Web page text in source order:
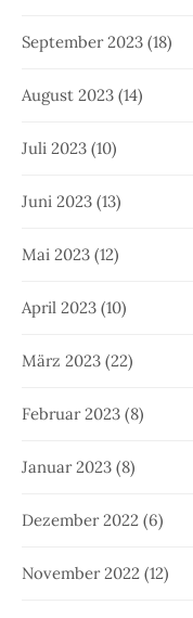
September 2023 (18)
August 2023 (14)
Juli 2023 (10)
Juni 2023 (13)
Mai 2023 (12)
April 2023 (10)
März 2023 (22)
Februar 2023 (8)
Januar 2023 (8)
Dezember 2022 (6)
November 2022 (12)